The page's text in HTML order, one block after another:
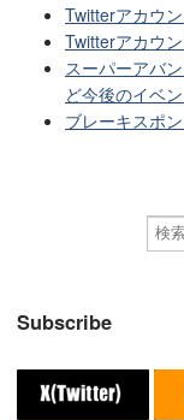
Twitterアカウ
Twitterアカウ
スーパーアバ
ど今後のイベ
ブレーキスポ
Subscribe